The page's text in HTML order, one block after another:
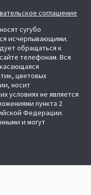
соглашение
сугубо
исчерпывающими.
обращаться к
телефонам. Вся
цветовых
носит
условиях не является
пункта 2
Федерации.
и могут